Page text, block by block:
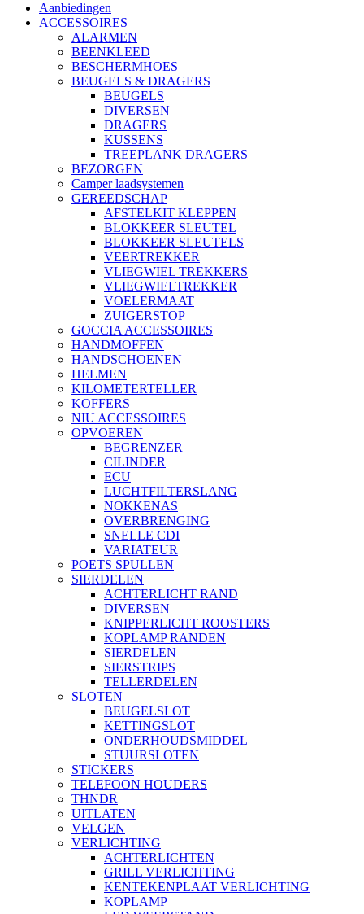
Aanbiedingen
ACCESSOIRES
ALARMEN
BEENKLEED
BESCHERMHOES
BEUGELS & DRAGERS
BEUGELS
DIVERSEN
DRAGERS
KUSSENS
TREEPLANK DRAGERS
BEZORGEN
Camper laadsystemen
GEREEDSCHAP
AFSTELKIT KLEPPEN
BLOKKEER SLEUTEL
BLOKKEER SLEUTELS
VEERTREKKER
VLIEGWIEL TREKKERS
VLIEGWIELTREKKER
VOELERMAAT
ZUIGERSTOP
GOCCIA ACCESSOIRES
HANDMOFFEN
HANDSCHOENEN
HELMEN
KILOMETERTELLER
KOFFERS
NIU ACCESSOIRES
OPVOEREN
BEGRENZER
CILINDER
ECU
LUCHTFILTERSLANG
NOKKENAS
OVERBRENGING
SNELLE CDI
VARIATEUR
POETS SPULLEN
SIERDELEN
ACHTERLICHT RAND
DIVERSEN
KNIPPERLICHT ROOSTERS
KOPLAMP RANDEN
SIERDELEN
SIERSTRIPS
TELLERDELEN
SLOTEN
BEUGELSLOT
KETTINGSLOT
ONDERHOUDSMIDDEL
STUURSLOTEN
STICKERS
TELEFOON HOUDERS
THNDR
UITLATEN
VELGEN
VERLICHTING
ACHTERLICHTEN
GRILL VERLICHTING
KENTEKENPLAAT VERLICHTING
KOPLAMP